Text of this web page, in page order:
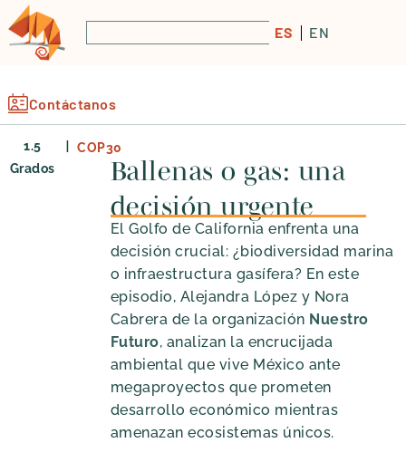
ES EN
Contáctanos
1.5
Grados
| COP30
Ballenas o gas: una
decisión urgente
El Golfo de California enfrenta una
decisión crucial: ¿biodiversidad marina
o infraestructura gasífera? En este
episodio, Alejandra López y Nora
Cabrera de la organización Nuestro
Futuro, analizan la encrucijada
ambiental que vive México ante
megaproyectos que prometen
desarrollo económico mientras
amenazan ecosistemas únicos.